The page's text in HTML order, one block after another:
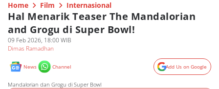
Home Film Internasional
Hal Menarik Teaser The Mandalorian
and Grogu di Super Bowl!
09 Feb 2026, 18:00 WIB
Dimas Ramadhan
News Channel Add Us on Google
Mandalorian dan Grogu di Super Bowl